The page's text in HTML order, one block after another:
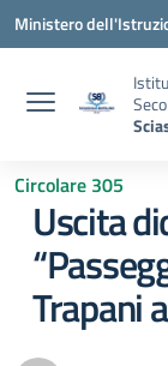
Vai ai contenuti
Vai al menu di
Vai al footer
Ministero
Circolare 305
Uscita
Trapani